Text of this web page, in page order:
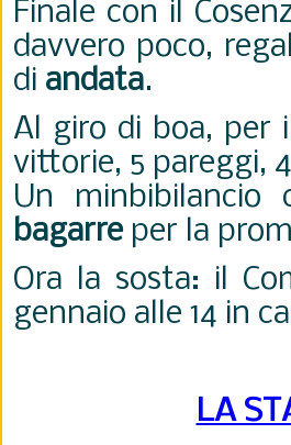
Finale con il
davvero poco,
di andata.
Al giro di boa, per
vittorie, 5 pareggi,
Un minbibilancio
bagarreper la
Ora la sosta: il
gennaio alle 14 in
LA